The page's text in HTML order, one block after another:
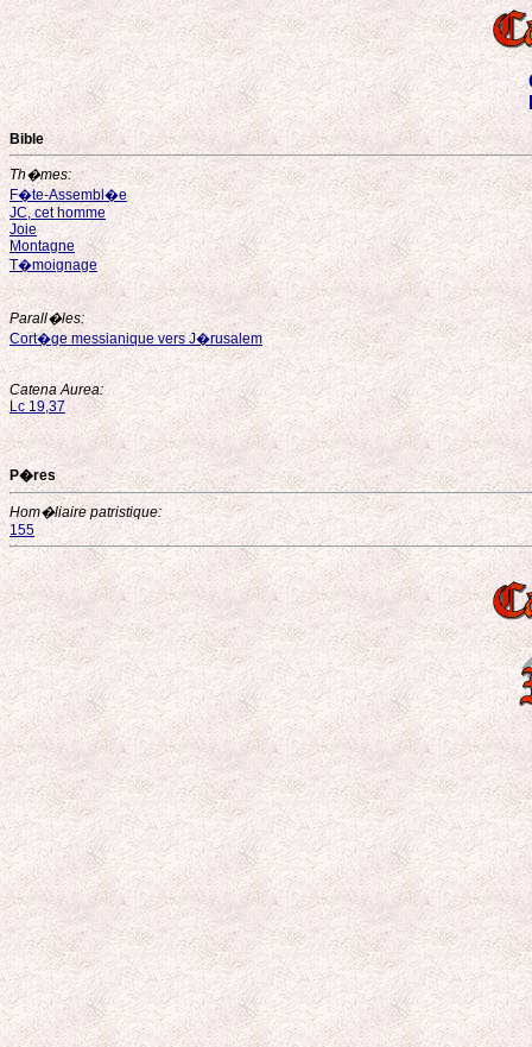
Bible
Th�mes:
F�te-Assembl�e
JC, cet homme
Joie
Montagne
T�moignage
Parall�les:
Cort�ge messianique vers J�rusalem
Catena Aurea:
Lc 19,37
P�res
Hom�liaire patristique:
155